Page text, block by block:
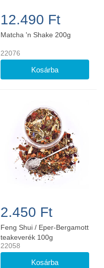
12.490 Ft
Matcha 'n Shake 200g
22076
2.450 Ft
Feng Shui / Eper-Bergamott
teakeverék 100g
22058